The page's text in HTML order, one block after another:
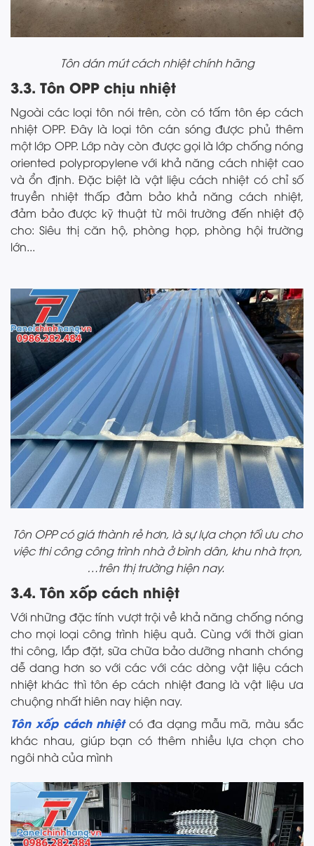
Tôn dán mút cách nhiệt chính hãng
3.3. Tôn OPP chịu nhiệt
Ngoài các loại tôn nói trên, còn có tấm tôn ép cách
nhiệt OPP. Đây là loại tôn cán sóng được phủ thêm
một lớp OPP. Lớp này còn được gọi là lớp chống nóng
oriented polypropylene với khả năng cách nhiệt cao
và ổn định. Đặc biệt là vật liệu cách nhiệt có chỉ số
truyền nhiệt thấp đảm bảo khả năng cách nhiệt,
đảm bảo được kỹ thuật từ môi trường đến nhiệt độ
cho: Siêu thị căn hộ, phòng họp, phòng hội trường
lớn...
Tôn OPP có giá thành rẻ hơn, là sự lựa chọn tối ưu cho
việc thi công công trình nhà ở bình dân, khu nhà trọn,
…trên thị trường hiện nay.
3.4. Tôn xốp cách nhiệt
Với những đặc tính vượt trội về khả năng chống nóng
cho mọi loại công trình hiệu quả. Cùng với thời gian
thi công, lắp đặt, sữa chữa bảo dưỡng nhanh chóng
dễ dang hơn so với các với các dòng vật liệu cách
nhiệt khác thì tôn ép cách nhiệt đang là vật liệu ưa
chuộng nhất hiên nay hiện nay.
Tôn xốp cách nhiệtcó đa dạng mẫu mã, màu sắc
khác nhau, giúp bạn có thêm nhiều lựa chọn cho
ngôi nhà của mình